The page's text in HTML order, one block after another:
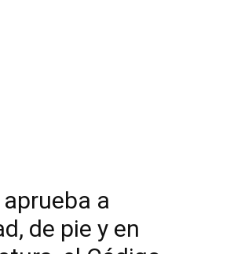
a
de pie y en